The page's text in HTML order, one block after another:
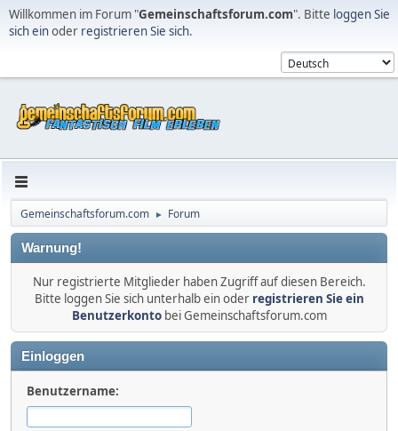
Willkommen im Forum "Gemeinschaftsforum.com". Bitte loggen Sie
sich einoder registrieren Sie sich.
Gemeinschaftsforum.com ► Forum
Warnung!
Nur registrierte Mitglieder haben Zugriff auf diesen Bereich.
Bitte loggen Sie sich unterhalb ein oder registrieren Sie ein
Benutzerkontobei Gemeinschaftsforum.com
Einloggen
Benutzername: